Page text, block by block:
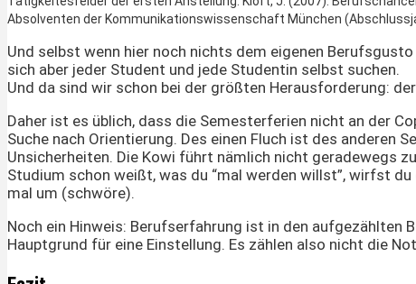
Absolventen der Kommunikationswissenschaft München
Und selbst wenn hier noch nichts dem eigenen
sich aber jeder Student und jede Studentin selbst suchen.
Und da sind wir schon bei der größten Herausforderung: der
Daher ist es üblich, dass die Semesterferien nicht an der
Suche nach Orientierung. Des einen Fluch ist des anderen
Unsicherheiten. Die Kowi führt nämlich nicht geradewegs
Studium schon weißt, was du “mal werden willst”, wirfst
mal um (schwöre).
Noch ein Hinweis: Berufserfahrung ist in den
Hauptgrund für eine Einstellung. Es zählen also nicht die